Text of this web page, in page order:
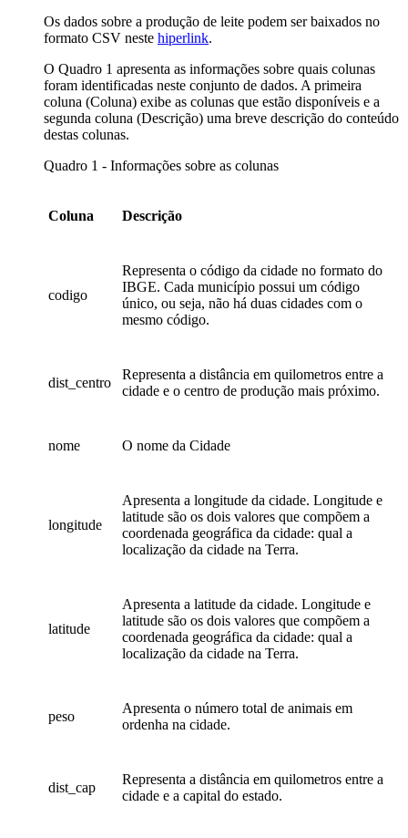
Os dados sobre a produção de leite podem ser baixados no
formato CSV neste hiperlink.
O Quadro 1 apresenta as informações sobre quais colunas
foram identificadas neste conjunto de dados. A primeira
coluna (Coluna) exibe as colunas que estão disponíveis e a
segunda coluna (Descrição) uma breve descrição do conteúdo
destas colunas.
Quadro 1 - Informações sobre as colunas
Coluna Descrição
codigo
Representa o código da cidade no formato do
IBGE. Cada município possui um código
único, ou seja, não há duas cidades com o
mesmo código.
dist_centro
Representa a distância em quilometros entre a
cidade e o centro de produção mais próximo.
nome O nome da Cidade
longitude
Apresenta a longitude da cidade. Longitude e
latitude são os dois valores que compõem a
coordenada geográfica da cidade: qual a
localização da cidade na Terra.
latitude
Apresenta a latitude da cidade. Longitude e
latitude são os dois valores que compõem a
coordenada geográfica da cidade: qual a
localização da cidade na Terra.
peso
Apresenta o número total de animais em
ordenha na cidade.
dist_cap
Representa a distância em quilometros entre a
cidade e a capital do estado.